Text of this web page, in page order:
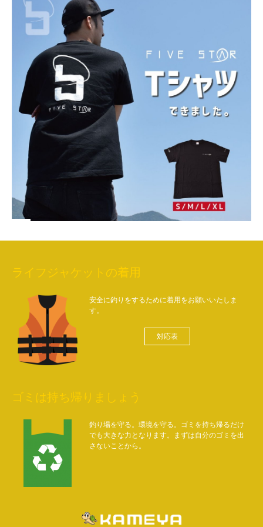
ライフジャケットの着用
安全に釣りをするために着用をお願いいたしま
す。
対応表
ゴミは持ち帰りましょう
釣り場を守る。環境を守る。ゴミを持ち帰るだけ
でも大きな力となります。まずは自分のゴミを出
さないことから。